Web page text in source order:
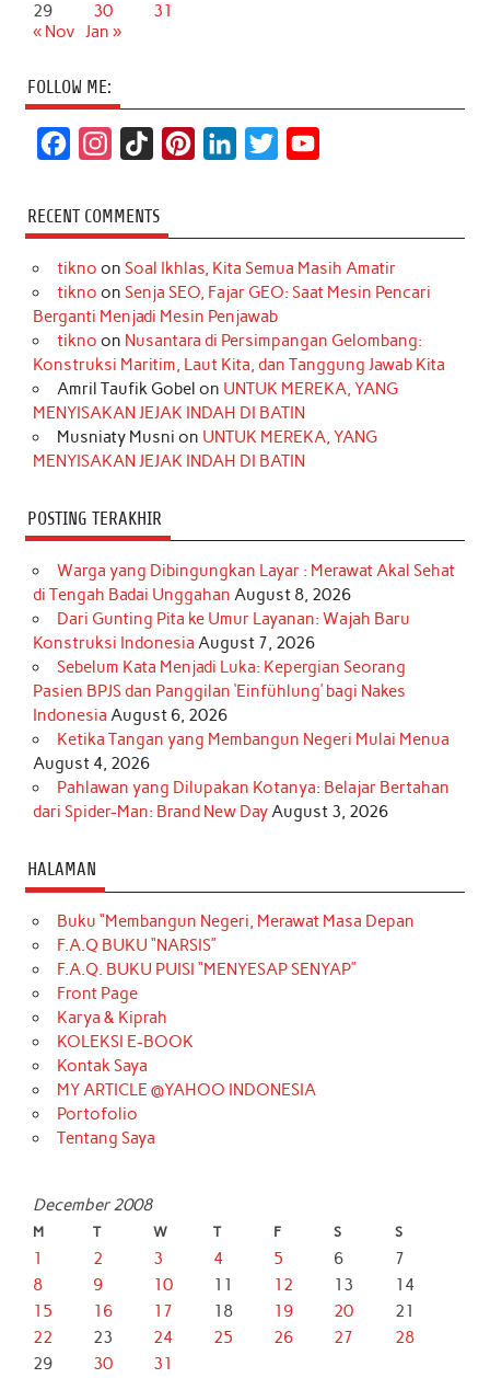
29
30
31
« Nov Jan »
FOLLOW ME:
c
e
b
o
k
s
t
a
r
a
m
k
T
o
k
t
e
r
e
s
t
k
e
d
I
n
t
t
r
T
u
e
RECENT COMMENTS
tikno on Soal Ikhlas, Kita Semua Masih Amatir
tikno on Senja SEO, Fajar GEO: Saat Mesin Pencari
Berganti Menjadi Mesin Penjawab
tikno on Nusantara di Persimpangan Gelombang:
Konstruksi Maritim, Laut Kita, dan Tanggung Jawab Kita
Amril Taufik Gobel on UNTUK MEREKA, YANG
MENYISAKAN JEJAK INDAH DI BATIN
Musniaty Musni on UNTUK MEREKA, YANG
MENYISAKAN JEJAK INDAH DI BATIN
POSTING TERAKHIR
Warga yang Dibingungkan Layar : Merawat Akal Sehat
di Tengah Badai Unggahan August 8, 2026
Dari Gunting Pita ke Umur Layanan: Wajah Baru
Konstruksi Indonesia August 7, 2026
Sebelum Kata Menjadi Luka: Kepergian Seorang
Pasien BPJS dan Panggilan ‘Einfühlung’ bagi Nakes
Indonesia August 6, 2026
Ketika Tangan yang Membangun Negeri Mulai Menua
August 4, 2026
Pahlawan yang Dilupakan Kotanya: Belajar Bertahan
dari Spider-Man: Brand New DayAugust 3, 2026
HALAMAN
Buku “Membangun Negeri, Merawat Masa Depan
F.A.Q BUKU “NARSIS”
F.A.Q. BUKU PUISI “MENYESAP SENYAP”
Front Page
Karya & Kiprah
KOLEKSI E-BOOK
Kontak Saya
MY ARTICLE @YAHOO INDONESIA
Portofolio
Tentang Saya
December 2008
M T W T F S S
1 2 3 4 5 6
7
8
9 10 11 12 13
14
15
16 17 18 19 20
21
22
23 24 25 26 27
28
29
30
31